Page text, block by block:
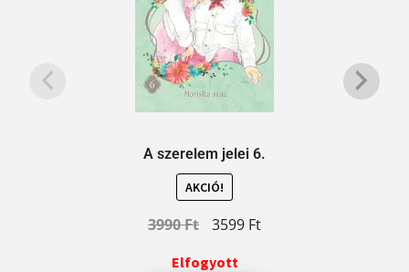
A szerelem jelei 6.
AKCIÓ!
3990Ft 3599 Ft
Elfogyott